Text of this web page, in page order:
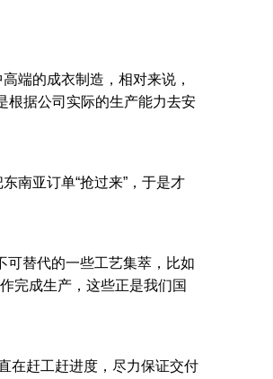
端的成衣制造，相对来说，
根据公司实际的生产能力去安
南亚订单“抢过来”，于是才
可替代的一些工艺集萃，比如
完成生产，这些正是我们国
在赶工赶进度，尽力保证交付